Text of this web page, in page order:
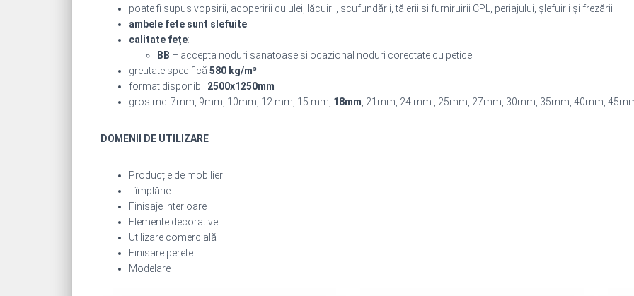
poate fi supus vopsirii, acoperirii cu ulei, lăcuirii, scufundării, tăierii si furniruirii CPL, periajului, șlefuirii și frezării
ambele fete sunt slefuite
calitate fețe:
BB – accepta noduri sanatoase si ocazional noduri corectate cu petice
greutate specifică 580 kg/m³
format disponibil 2500x1250mm
grosime: 7mm, 9mm, 10mm, 12 mm, 15 mm, 18mm , 21mm, 24 mm , 25mm, 27mm, 30mm, 35mm, 40mm,
DOMENII DE UTILIZARE
Producție de mobilier
Tîmplărie
Finisaje interioare
Elemente decorative
Utilizare comercială
Finisare perete
Modelare